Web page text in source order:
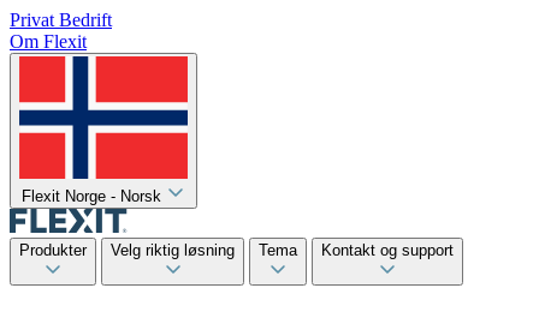
Privat Bedrift
Om Flexit
Flexit Norge - Norsk
Produkter Velg riktig løsning Tema Kontakt og support